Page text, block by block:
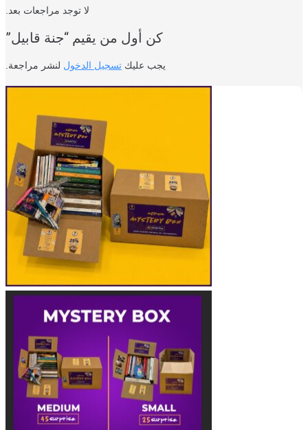
لا توجد مراجعات بعد.
كن أول من يقيم “جنة قابيل”
يجب عليكتسجيل الدخوللنشر مراجعة.